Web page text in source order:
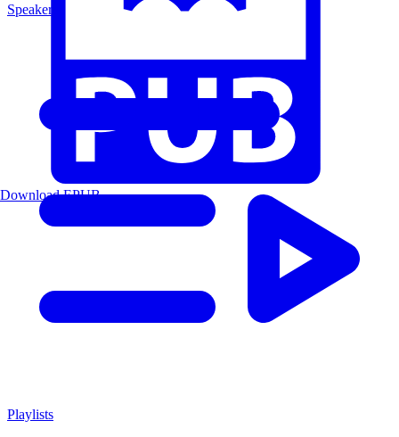
Speakers
Playlists
Download EPUB